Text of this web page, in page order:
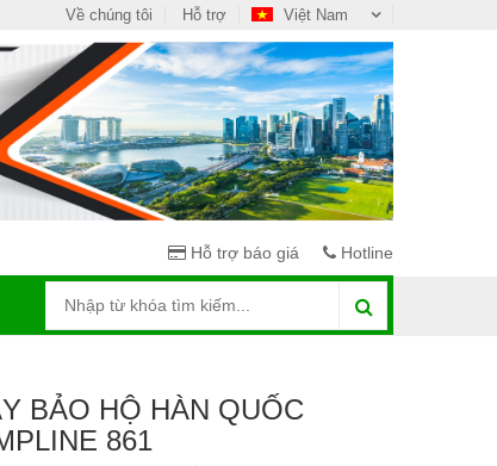
Việt Nam
Về chúng tôi Hỗ trợ
Hỗ trợ báo giá Hotline
BẢO HỘ HÀN QUỐC
861